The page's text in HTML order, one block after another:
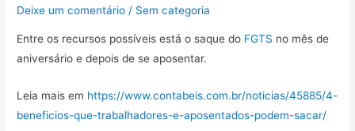
Deixe um comentário / Sem categoria
Entre os recursos possíveis está o saque do FGTS no mês de
aniversário e depois de se aposentar.
Leia mais em https://www.contabeis.com.br/noticias/45885/4-
beneficios-que-trabalhadores-e-aposentados-podem-sacar/